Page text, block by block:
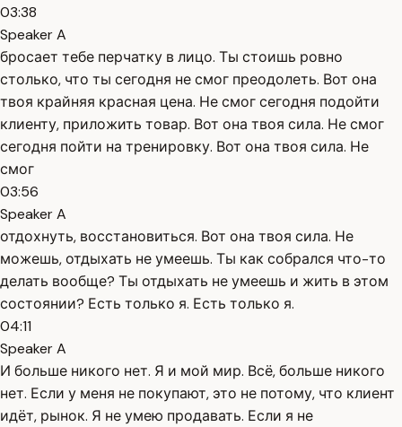
03:38
Speaker A
бросает тебе перчатку в лицо. Ты стоишь ровно
столько, что ты сегодня не смог преодолеть. Вот она
твоя крайняя красная цена. Не смог сегодня подойти
клиенту, приложить товар. Вот она твоя сила. Не смог
сегодня пойти на тренировку. Вот она твоя сила. Не
смог
03:56
Speaker A
отдохнуть, восстановиться. Вот она твоя сила. Не
можешь, отдыхать не умеешь. Ты как собрался что-то
делать вообще? Ты отдыхать не умеешь и жить в этом
состоянии? Есть только я. Есть только я.
04:11
Speaker A
И больше никого нет. Я и мой мир. Всё, больше никого
нет. Если у меня не покупают, это не потому, что клиент
идёт, рынок. Я не умею продавать. Если я не